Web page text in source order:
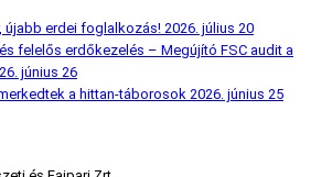
újabb erdei foglalkozás! 2026. július 20
felelős erdőkezelés – Megújító FSC audit a
június 26
a hittan-táborosok 2026. június 25